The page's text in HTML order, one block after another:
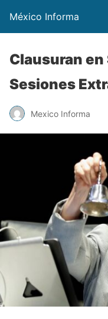
México Informa
Clausuran en
Sesiones
Mexico Informa